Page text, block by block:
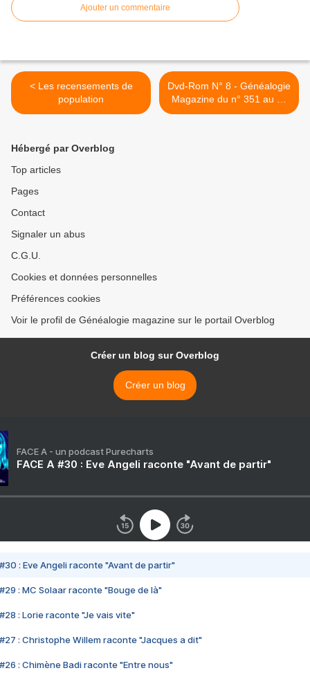
Ajouter un commentaire
< Les recensements de
population
Dvd-Rom N° 8 - Généalogie
Magazine du n° 351 au n°
400 >
Hébergé par Overblog
Top articles
Pages
Contact
Signaler un abus
C.G.U.
Cookies et données personnelles
Préférences cookies
Voir le profil de Généalogie magazine sur le portail Overblog
Créer un blog sur Overblog
Créer un blog
FACE A - un podcast Purecharts
FACE A #30 : Eve Angeli raconte "Avant de partir"
#30 : Eve Angeli raconte "Avant de partir"
#29 : MC Solaar raconte "Bouge de là"
#28 : Lorie raconte "Je vais vite"
#27 : Christophe Willem raconte "Jacques a dit"
#26 : Chimène Badi raconte "Entre nous"